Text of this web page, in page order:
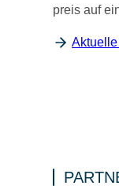
preis auf